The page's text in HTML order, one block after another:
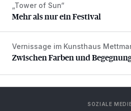
Mehr als nur ein Festival
„Tower of Sun“
Mehr als nur ein Festival
Zwischen Farben und
Vernissage im Kunsthaus
Zwischen Farben und
SOZIALE